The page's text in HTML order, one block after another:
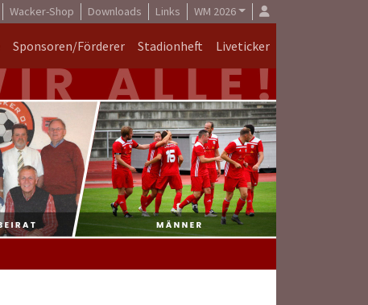
Wacker-Shop Downloads Links WM 2026
Sponsoren/Förderer Stadionheft Liveticker